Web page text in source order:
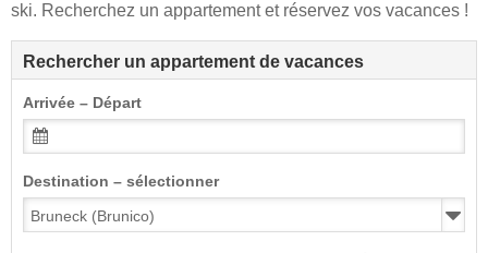
ski. Recherchez un appartement et réservez vos vacances !
Rechercher un appartement de vacances
Arrivée – Départ
Destination – sélectionner